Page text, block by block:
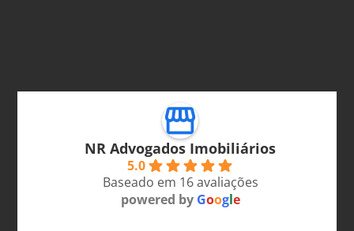
NR Advogados Imobiliários
5.0
Baseado em 16 avaliações
powered by Google